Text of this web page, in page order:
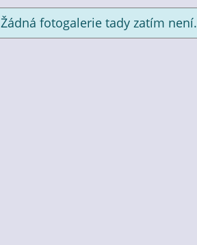
Žádná fotogalerie tady zatím není.